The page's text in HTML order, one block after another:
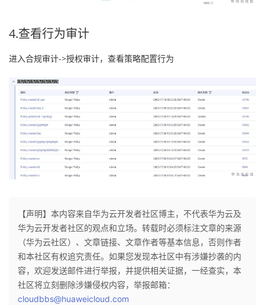
4.查看行为审计
进入合规审计->授权审计，查看策略配置行为
【声明】本内容来自华为云开发者社区博主，不代表华为云及
华为云开发者社区的观点和立场。转载时必须标注文章的来源
（华为云社区）、文章链接、文章作者等基本信息，否则作者
和本社区有权追究责任。如果您发现本社区中有涉嫌抄袭的内
容，欢迎发送邮件进行举报，并提供相关证据，一经查实，本
社区将立刻删除涉嫌侵权内容，举报邮箱：
cloudbbs@huaweicloud.com